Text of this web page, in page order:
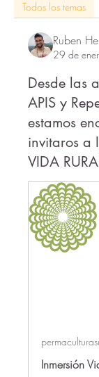
Todos los temas
Ruben
29 de
Desde las
APIS y
estamos
invitaros a
VIDA
Inmersión